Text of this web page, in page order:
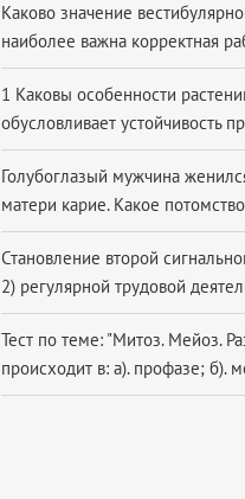
Каково значение
наиболее важна корректная
1 Каковы особенности
обусловливает устойчивость
Голубоглазый мужчина
матери карие. Какое
Становление второй
2) регулярной трудовой
Тест по теме: "Митоз. Мейоз.
происходит в: а). профазе; б).